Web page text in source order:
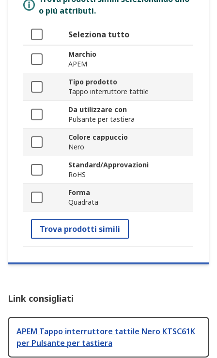
o più attributi.
Seleziona tutto
Marchio
APEM
Tipo prodotto
Tappo interruttore tattile
Da utilizzare con
Pulsante per tastiera
Colore cappuccio
Nero
Standard/Approvazioni
RoHS
Forma
Quadrata
Trova prodotti simili
Link consigliati
APEM Tappo interruttore tattile Nero KTSC61K
per Pulsante per tastiera